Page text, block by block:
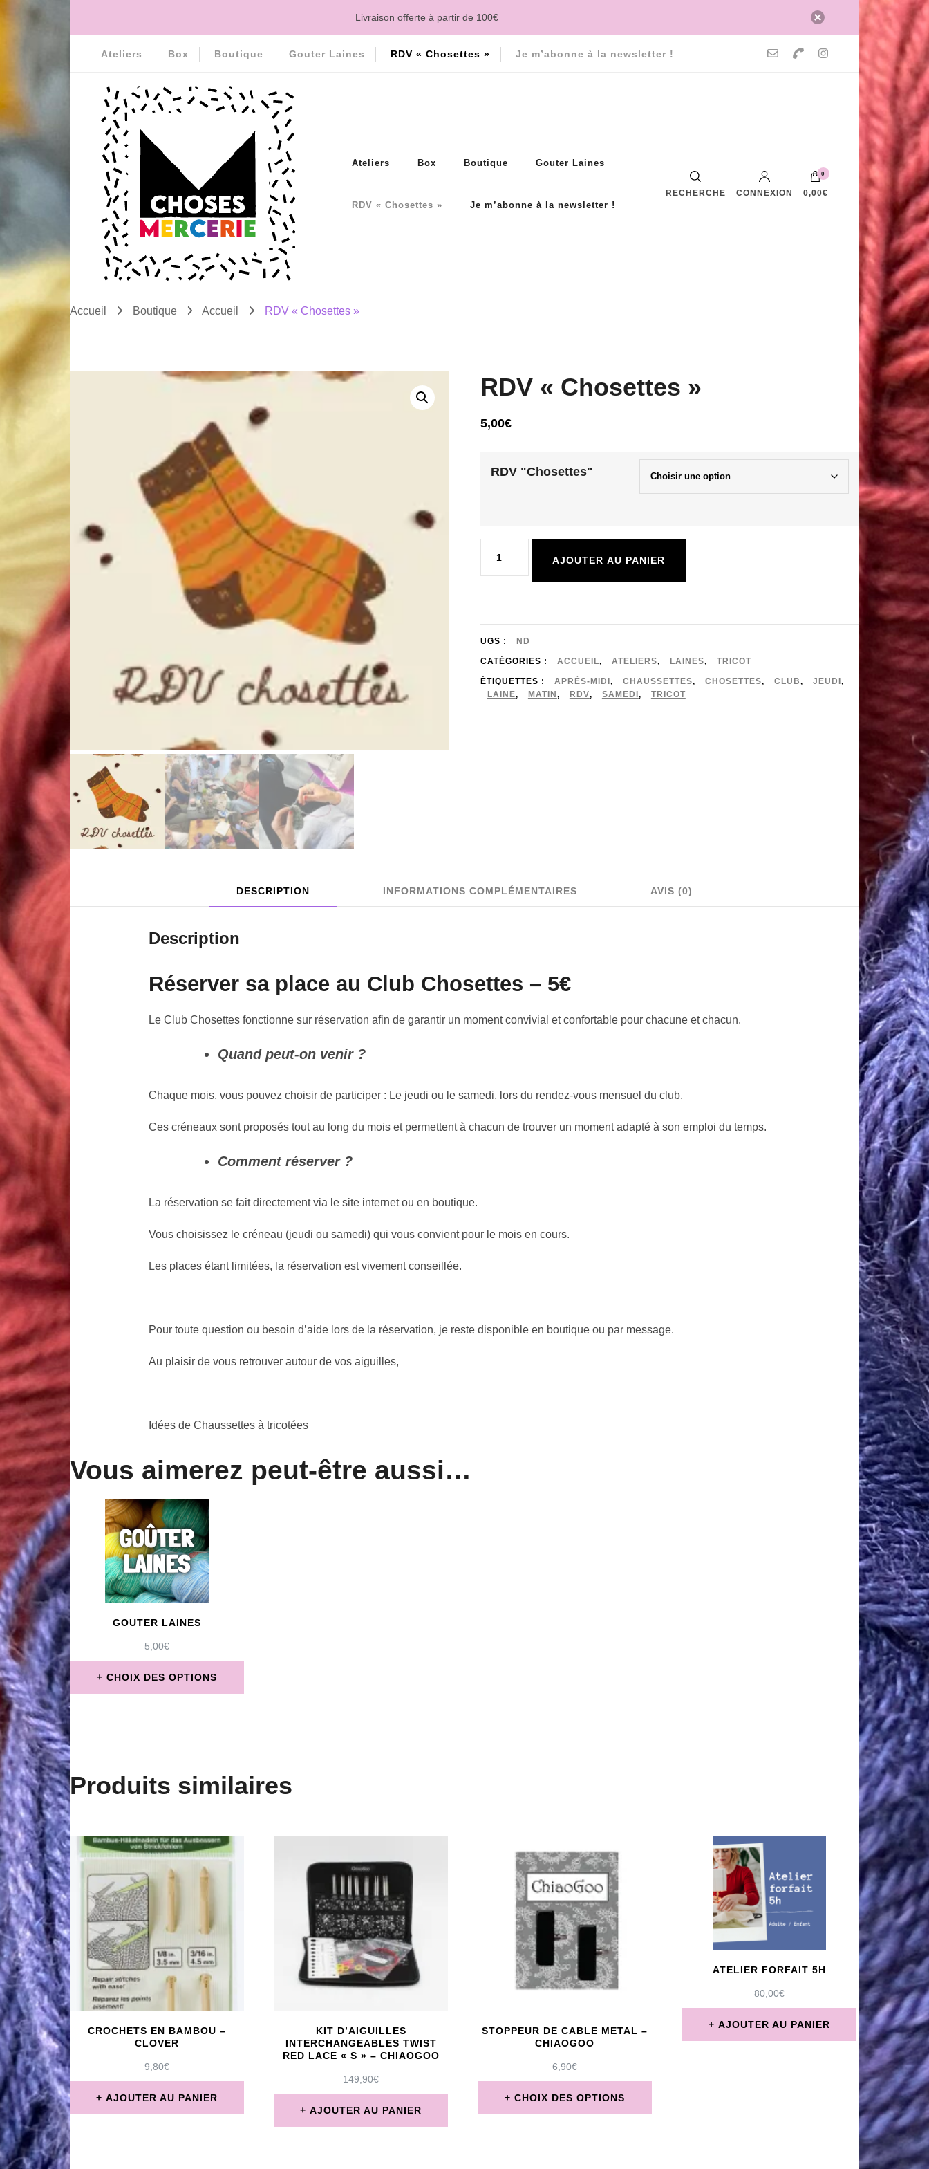
Livraison offerte à partir de 100€
Ateliers Box Boutique Gouter Laines RDV « Chosettes » Je m’abonne à la newsletter !
MERCERIE MCHOSES
Ateliers Box Boutique Gouter Laines
RDV « Chosettes » Je m’abonne à la newsletter !
RECHERCHE CONNEXION
0
0,00€
Accueil Boutique Accueil RDV « Chosettes »
RDV « Chosettes »
5,00€
RDV "Chosettes"
de
AJOUTER AU PANIER
UGS : ND
CATÉGORIES : ACCUEIL, ATELIERS, LAINES, TRICOT
ÉTIQUETTES : APRÈS-MIDI , CHAUSSETTES, CHOSETTES, CLUB, JEUDI ,
LAINE, MATIN , RDV, SAMEDI , TRICOT
DESCRIPTION INFORMATIONS COMPLÉMENTAIRES AVIS (0)
Description
Réserver sa place au Club Chosettes – 5€
Le Club Chosettes fonctionne sur réservation afin de garantir un moment convivial et confortable pour chacune et chacun.
Quand peut-on venir ?
Chaque mois, vous pouvez choisir de participer : Le jeudi ou le samedi, lors du rendez-vous mensuel du club.
Ces créneaux sont proposés tout au long du mois et permettent à chacun de trouver un moment adapté à son emploi du temps.
Comment réserver ?
La réservation se fait directement via le site internet ou en boutique.
Vous choisissez le créneau (jeudi ou samedi) qui vous convient pour le mois en cours.
Les places étant limitées, la réservation est vivement conseillée.
Pour toute question ou besoin d’aide lors de la réservation, je reste disponible en boutique ou par message.
Au plaisir de vous retrouver autour de vos aiguilles,
Idées deChaussettes à tricotées
Vous aimerez peut-être aussi…
GOUTER LAINES
5,00€
CHOIX DES OPTIONS
plusieurs
variations.
options
peuvent
être
sur
la
page
produit
Produits similaires
CROCHETS EN BAMBOU –
CLOVER
9,80€
AJOUTER AU PANIER
KIT D’AIGUILLES
INTERCHANGEABLES TWIST
RED LACE « S » – CHIAOGOO
149,90€
AJOUTER AU PANIER
STOPPEUR DE CABLE METAL –
CHIAOGOO
6,90€
CHOIX DES OPTIONS
ATELIER FORFAIT 5H
80,00€
AJOUTER AU PANIER